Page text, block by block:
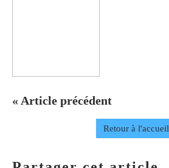
« Article précédent
Retour à l'accueil